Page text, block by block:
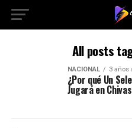
All posts
NACIONAL 3 años
¿Por qué Un
Jugará en